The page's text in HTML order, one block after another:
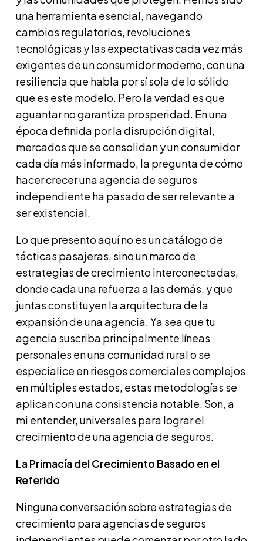
una herramienta esencial, navegando
cambios regulatorios, revoluciones
tecnológicas y las expectativas cada vez más
exigentes de un consumidor moderno, con una
resiliencia que habla por sí sola de lo sólido
que es este modelo. Pero la verdad es que
aguantar no garantiza prosperidad. En una
época definida por la disrupción digital,
mercados que se consolidan y un consumidor
cada día más informado, la pregunta de cómo
hacer crecer una agencia de seguros
independiente ha pasado de ser relevante a
ser existencial.
Lo que presento aquí no es un catálogo de
tácticas pasajeras, sino un marco de
estrategias de crecimiento interconectadas,
donde cada una refuerza a las demás, y que
juntas constituyen la arquitectura de la
expansión de una agencia. Ya sea que tu
agencia suscriba principalmente líneas
personales en una comunidad rural o se
especialice en riesgos comerciales complejos
en múltiples estados, estas metodologías se
aplican con una consistencia notable. Son, a
mi entender, universales para lograr el
crecimiento de una agencia de seguros.
La Primacía del Crecimiento Basado en el
Referido
Ninguna conversación sobre estrategias de
crecimiento para agencias de seguros